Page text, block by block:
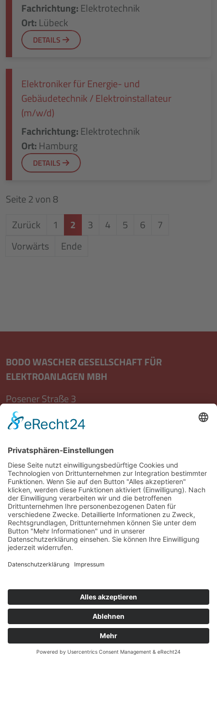
Fachrichtung: Elektrotechnik
Ort: Lübeck
DETAILS
Elektroniker für Energie- und
Gebäudetechnik / Elektroinstallateur
(m/w/d)
Fachrichtung: Elektrotechnik
Ort: Hamburg
DETAILS
Seite 2 von 8
Zurück
1 2 3 4 5 6
7
Vorwärts
Ende
BODO WASCHER GESELLSCHAFT FÜR
ELEKTROANLAGEN MBH
Posener Straße 3
23554 Lübeck
0451 40808 - 49
info@wascher.de
RECHTLICHES
Impressum
Datenschutz
Hinweise für Bewerber
4,1 VON 5 STERNEN
45 GOOGLE-BEWERTUNGEN